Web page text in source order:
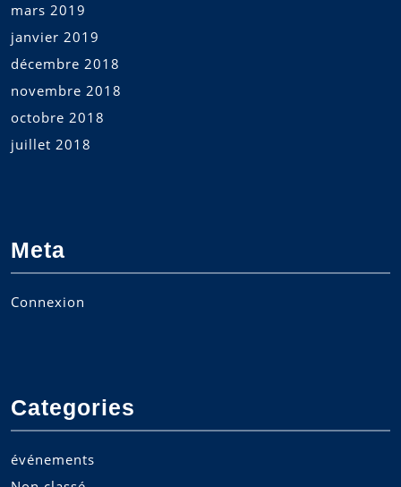
mars 2019
janvier 2019
décembre 2018
novembre 2018
octobre 2018
juillet 2018
Meta
Connexion
Categories
événements